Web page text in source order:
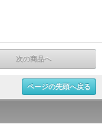
次の商品へ
ページの先頭へ戻る